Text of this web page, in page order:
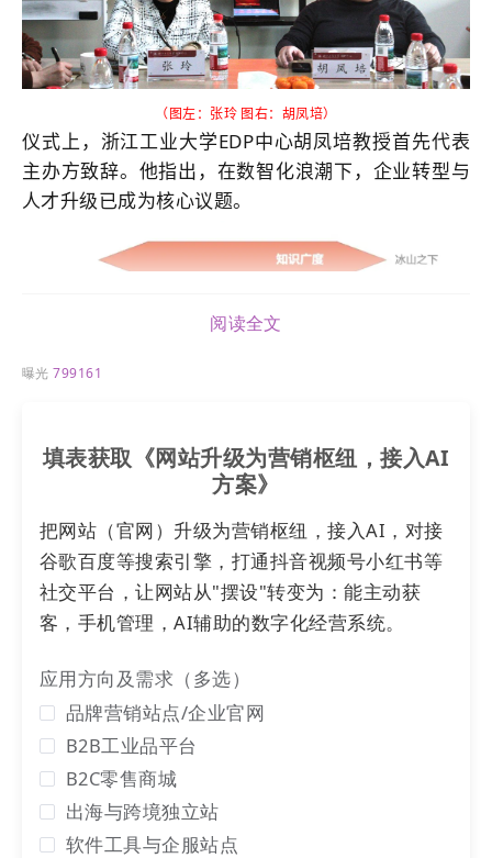
（图左：张玲 图右：胡凤培）
仪式上，浙江工业大学EDP中心胡凤培教授首先代表
主办方致辞。他指出，在数智化浪潮下，企业转型与
人才升级已成为核心议题。
目的发起方之一，浙江工业大学EDP中心胡凤培教授
在致辞中明确指出。DMP项目的核心，就是要为企业
中高层锻造一套数智领军人才操作系统。
阅读全文
曝光799161
填表获取《网站升级为营销枢纽，接入AI
方案》
把网站（官网）升级为营销枢纽，接入AI，对接
谷歌百度等搜索引擎，打通抖音视频号小红书等
社交平台，让网站从"摆设"转变为：能主动获
客，手机管理，AI辅助的数字化经营系统。
应用方向及需求（多选）
品牌营销站点/企业官网
B2B工业品平台
B2C零售商城
出海与跨境独立站
软件工具与企服站点